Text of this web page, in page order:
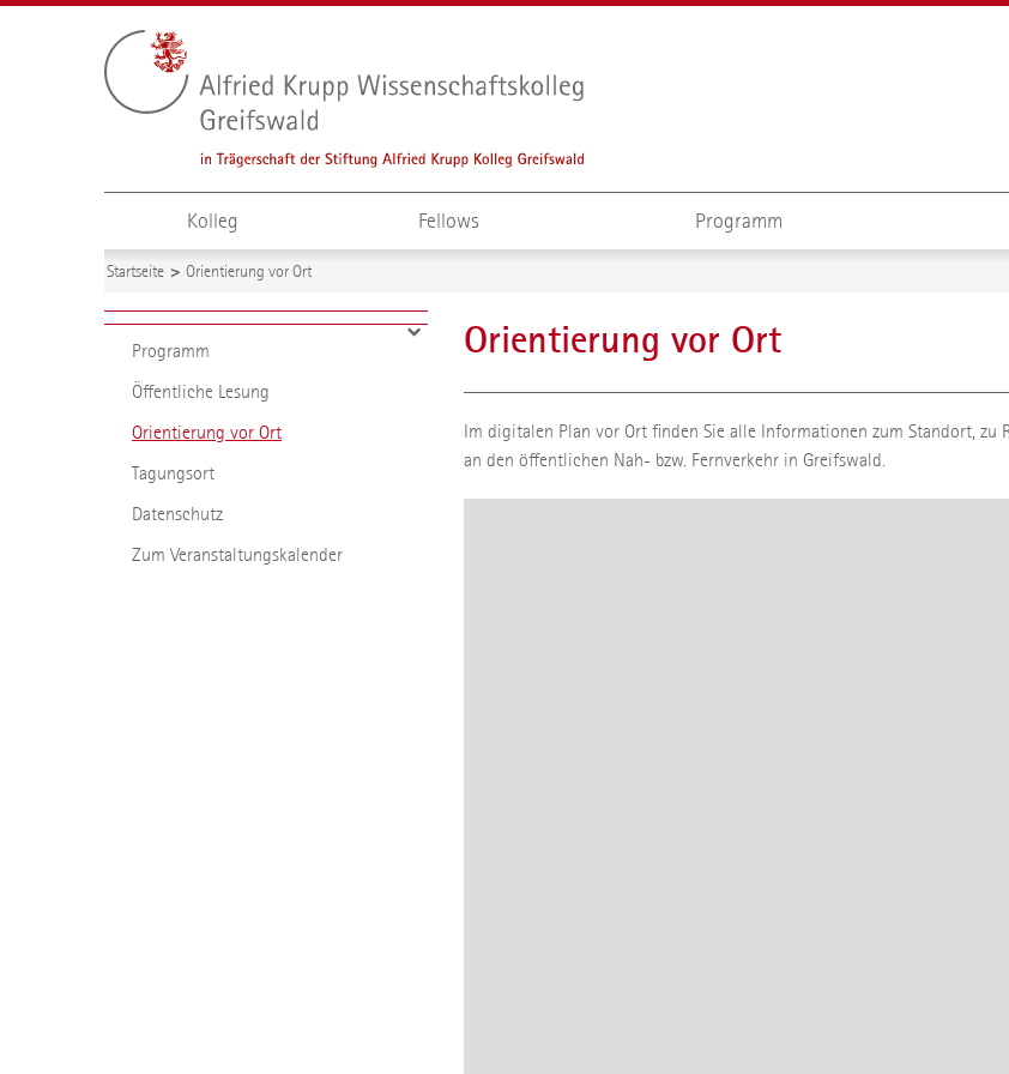
Kolleg Fellows Programm
Startseite Orientierung vor Ort
Programm
Öffentliche Lesung
Orientierung vor Ort
Tagungsort
Datenschutz
Zum Veranstaltungskalender
Orientierung vor Ort
Im digitalen Plan vor Ort finden Sie alle Informationen zum Standort,
an den öffentlichen Nah- bzw. Fernverkehr in Greifswald.